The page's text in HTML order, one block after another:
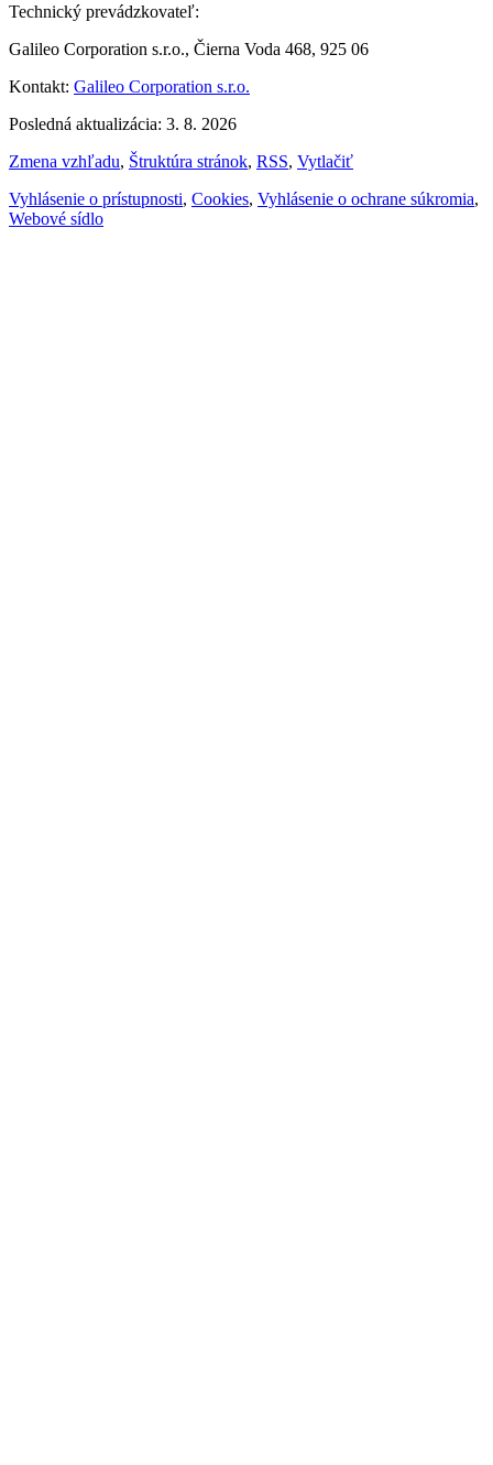
Technický prevádzkovateľ:
Galileo Corporation s.r.o., Čierna Voda 468, 925 06
Kontakt: Galileo Corporation s.r.o.
Posledná aktualizácia: 3. 8. 2026
Zmena vzhľadu, Štruktúra stránok, RSS, Vytlačiť
Vyhlásenie o prístupnosti, Cookies, Vyhlásenie o ochrane súkromia,
Webové sídlo